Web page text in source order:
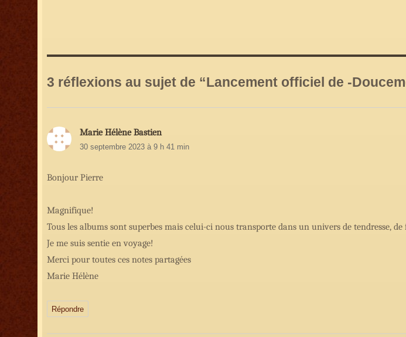
3 réflexions au sujet de “Lancement officiel de -
Marie Hélène Bastiendit
:
30 septembre 2023 à 9 h 41 min
Bonjour Pierre
Magnifique!
Tous les albums sont superbes mais celui-ci nous transporte dans un univers de tendresse,
Je me suis sentie en voyage!
Merci pour toutes ces notes partagées
Marie Hélène
Répondre